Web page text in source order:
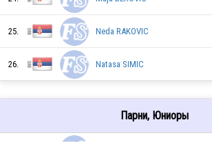
FRA
SWE
25. Neda RAKOVIC
26. Natasa SIMIC
Парни, Юниоры